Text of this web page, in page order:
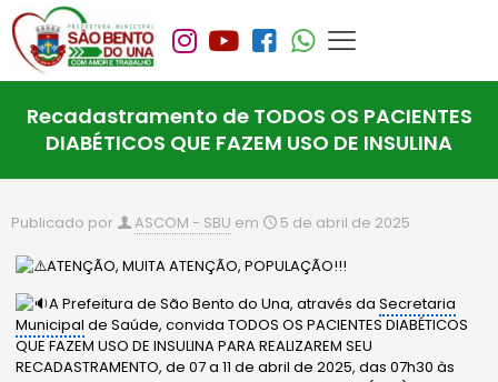
Recadastramento de TODOS OS PACIENTES
DIABÉTICOS QUE FAZEM USO DE INSULINA
Publicado por ASCOM - SBU em 5 de abril de 2025
ATENÇÃO, MUITA ATENÇÃO, POPULAÇÃO!!!
A Prefeitura de São Bento do Una, através daSecretaria
Municipal de Saúde, convida TODOS OS PACIENTES DIABÉTICOS
QUE FAZEM USO DE INSULINA PARA REALIZAREM SEU
RECADASTRAMENTO, de 07 a 11 de abril de 2025, das 07h30 às